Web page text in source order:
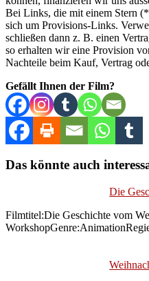
Bei Links, die mit einem Stern
sich um Provisions-Links.
schließen dann z. B. einen
so erhalten wir eine Provision
Nachteile beim Kauf, Vertrag
Gefällt Ihnen der Film?
Das könnte auch
Die
Filmtitel:Die Geschichte vom